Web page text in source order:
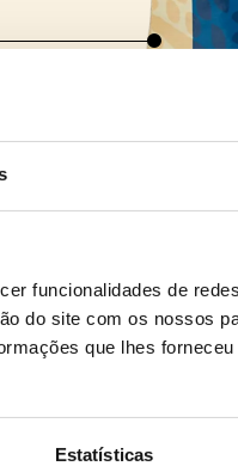
funcionalidades de
do site com os nossos
que lhes
Estatísticas
no sangue
clientes